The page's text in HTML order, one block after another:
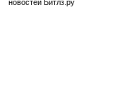
новостей Битлз.ру